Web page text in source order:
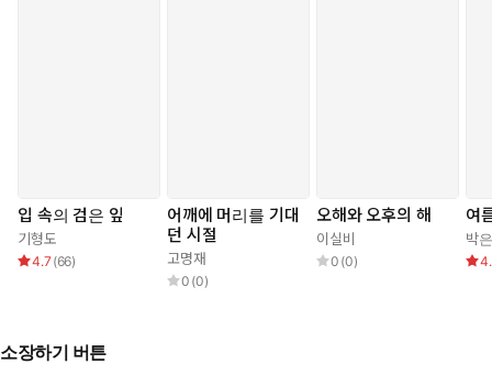
입 속의 검은 잎
기형도
4.7 (66)
어깨에 머리를 기대
던 시절
고명재
0 (0)
오해와 오후의 해
이실비
0 (0)
여
박
소장하기 버튼